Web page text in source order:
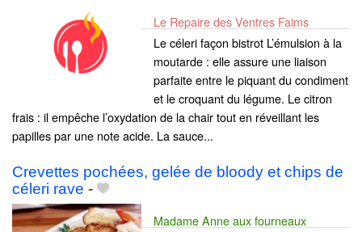
Le Repaire des Ventres Faims
Le céleri façon bistrot L’émulsion à la
moutarde : elle assure une liaison
parfaite entre le piquant du condiment
et le croquant du légume. Le citron
frais : il empêche l’oxydation de la chair tout en réveillant les
papilles par une note acide. La sauce...
Crevettes pochées, gelée de bloody et chips de
céleri rave -
Madame Anne aux fourneaux